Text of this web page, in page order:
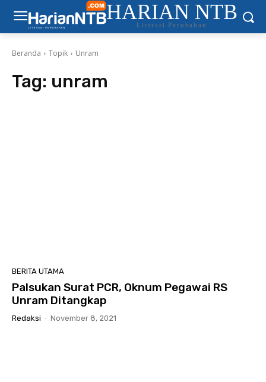
HARIAN NTB
Literasi Perubahan
Beranda Topik Unram
Tag: unram
BERITA UTAMA
Palsukan Surat PCR, Oknum Pegawai RS
Unram Ditangkap
Redaksi - November 8, 2021